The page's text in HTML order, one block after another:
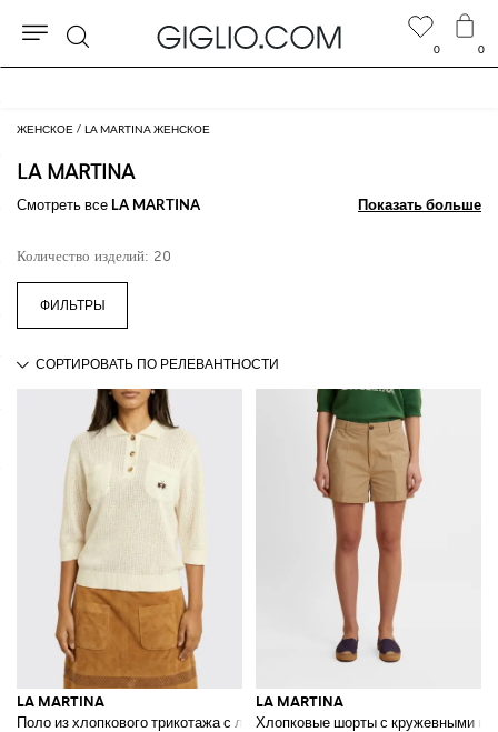
ЖЕНСКОЕ LA MARTINA ЖЕНСКОЕ
LA MARTINA
Смотреть все LA MARTINA Показать больше
Показать больше
Количество изделий: 20
LA MARTINA
Поло из хлопкового трикотажа с логотипом
LA MARTINA
Хлопковые шорты с кружевными
0 0
Поиск